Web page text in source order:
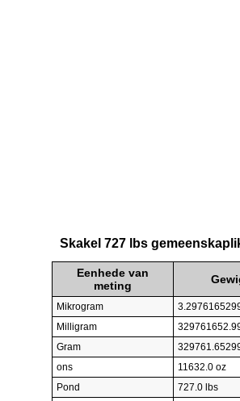
Skakel 727 lbs
Eenhede van
meting
Mikrogram
Milligram
Gram
ons
11632.0 oz
Pond
727.0 lbs